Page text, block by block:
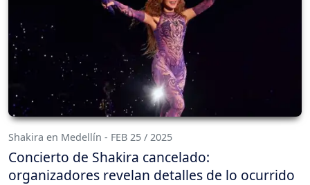
Shakira en Medellín - FEB 25 / 2025
Concierto de Shakira cancelado:
organizadores revelan detalles de lo ocurrido